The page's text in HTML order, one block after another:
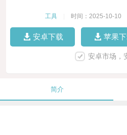
工具 时间：2025-10-10
安卓下载 苹果
安卓市场，
简介